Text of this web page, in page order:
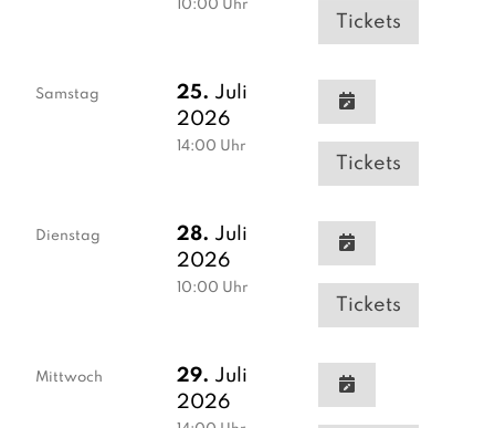
10:00 Uhr
Tickets
Samstag 25. Juli
2026
14:00 Uhr
Tickets
Dienstag 28. Juli
2026
10:00 Uhr
Tickets
Mittwoch 29. Juli
2026